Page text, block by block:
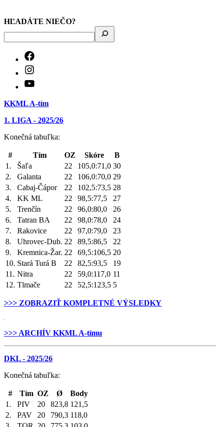
HĽADÁTE NIEČO?
KKML A-tím
1. LIGA - 2025/26
Konečná tabuľka:
# Tím OZ Skóre
B
1.
Šaľa 22 105,0:71,0 30
2.
Galanta 22 106,0:70,0 29
3.
Cabaj-Čápor 22 102,5:73,5 28
4.
KK ML 22 98,5:77,5
27
5.
Trenčín 22 96,0:80,0
26
6.
Tatran BA 22 98,0:78,0
24
7.
Rakovice 22 97,0:79,0
23
8.
Uhrovec-Dub. 22 89,5:86,5
22
9.
Kremnica-Žar. 22 69,5:106,5 20
10. Stará Turá B 22 82,5:93,5
19
11. Nitra 22 59,0:117,0 11
12. Tlmače 22 52,5:123,5 5
>>> ZOBRAZIŤ KOMPLETNÉ VÝSLEDKY
>>> ARCHÍV KKML A-tímu
DKL - 2025/26
Konečná tabuľka:
# Tím OZ Ø
Body
1.
PIV 20 823,8 121,5
2.
PAV 20 790,3 118,0